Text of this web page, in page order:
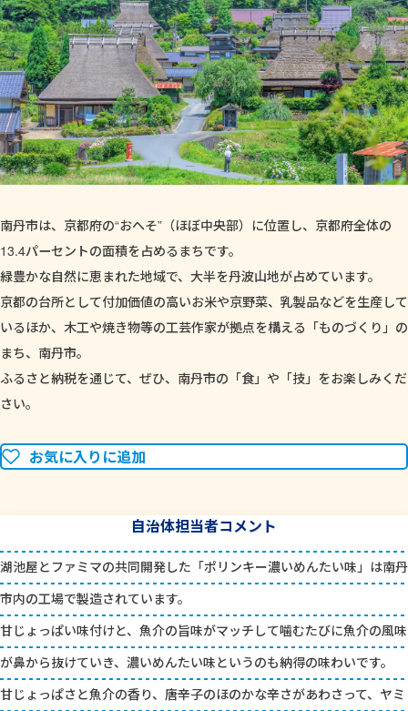
南丹市は、京都府の“おへそ”（ほぼ中央部）に位置し、京都府全体の
13.4パーセントの面積を占めるまちです。
緑豊かな自然に恵まれた地域で、大半を丹波山地が占めています。
京都の台所として付加価値の高いお米や京野菜、乳製品などを生産して
いるほか、木工や焼き物等の工芸作家が拠点を構える「ものづくり」の
まち、南丹市。
ふるさと納税を通じて、ぜひ、南丹市の「食」や「技」をお楽しみくだ
さい。
お気に入りに追加
自治体担当者コメント
湖池屋とファミマの共同開発した「ポリンキー濃いめんたい味」は南丹
市内の工場で製造されています。
甘じょっぱい味付けと、魚介の旨味がマッチして噛むたびに魚介の風味
が鼻から抜けていき、濃いめんたい味というのも納得の味わいです。
甘じょっぱさと魚介の香り、唐辛子のほのかな辛さがあわさって、ヤミ